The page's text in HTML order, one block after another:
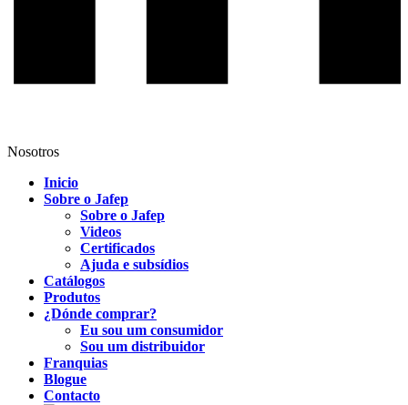
Nosotros
Inicio
Sobre o Jafep
Sobre o Jafep
Videos
Certificados
Ajuda e subsídios
Catálogos
Produtos
¿Dónde comprar?
Eu sou um consumidor
Sou um distribuidor
Franquias
Blogue
Contacto